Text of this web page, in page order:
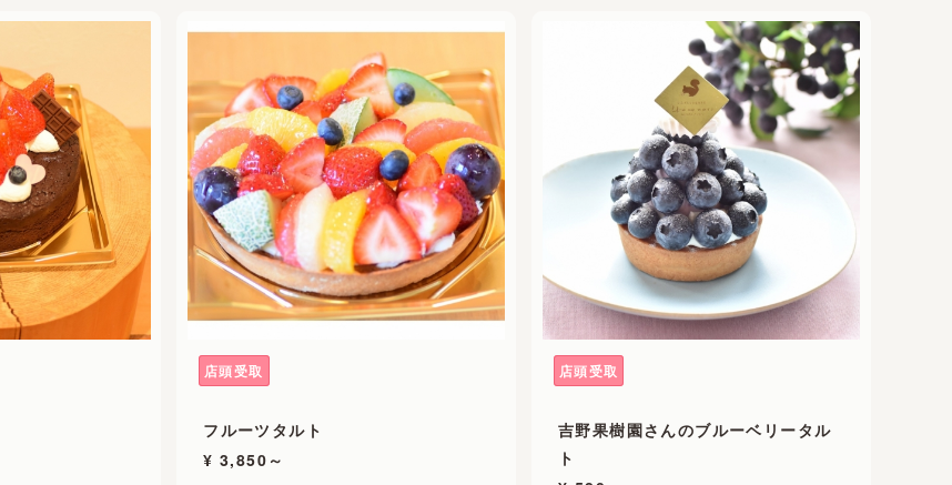
店頭受取
フルーツタルト
¥ 3,850～
店頭受取
吉野果樹園さんのブルーベリータル
ト